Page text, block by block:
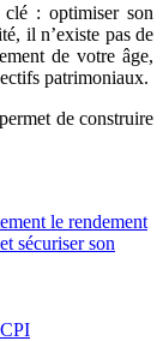
clé : optimiser son
il n’existe pas de
de votre âge,
patrimoniaux.
de construire
le rendement
sécuriser son